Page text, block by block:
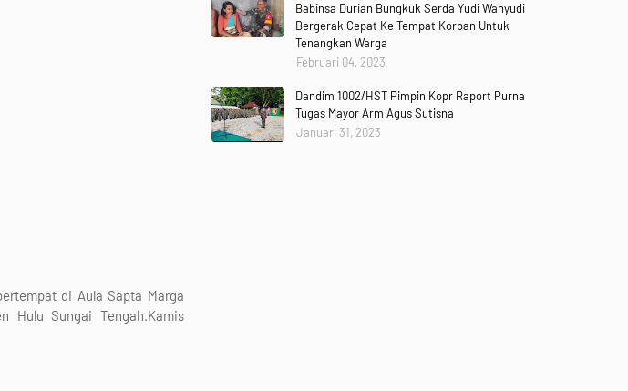
di Aula Sapta Marga
Hulu Sungai Tengah.Kamis
Babinsa Durian Bungkuk Serda Yudi Wahyudi
Bergerak Cepat Ke Tempat Korban Untuk
Tenangkan Warga
Februari 04, 2023
Dandim 1002/HST Pimpin Kopr Raport Purna
Tugas Mayor Arm Agus Sutisna
Januari 31, 2023